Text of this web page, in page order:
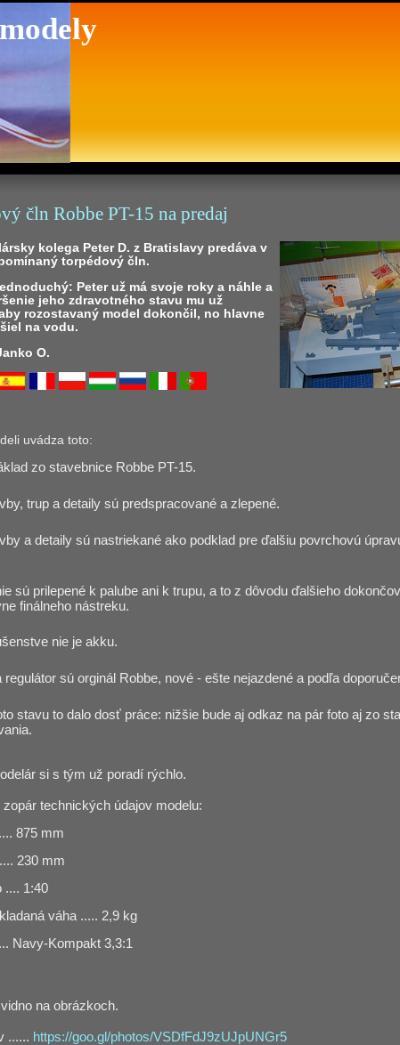
čln Robbe PT-15 na predaj
kolega Peter D. z Bratislavy predáva v
torpédový čln.
Peter už má svoje roky a náhle a
jeho zdravotného stavu mu už
rozostavaný model dokončil, no hlavne
na vodu.
O.
uvádza toto:
zo stavebnice Robbe PT-15.
trup a detaily sú predspracované a zlepené.
a detaily sú nastriekané ako podklad pre ďalšiu povrchovú
sú prilepené k palube ani k trupu, a to z dôvodu ďalšieho
finálneho nástreku.
nie je akku.
regulátor sú orginál Robbe, nové - ešte nejazdené a podľa
stavu to dalo dosť práce: nižšie bude aj odkaz na pár foto aj zo
si s tým už poradí rýchlo.
technických údajov modelu:
875 mm
230 mm
.... 1:40
váha ..... 2,9 kg
Navy-Kompakt 3,3:1
na obrázkoch.
...... https://goo.gl/photos/VSDfFdJ9zUJpUNGr5